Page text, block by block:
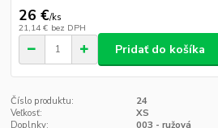
26 €/ks
21,14 € bez DPH
Pridať do košíka
Číslo produktu:
24
Veľkosť:
XS
Doplnky:
003 - ružová